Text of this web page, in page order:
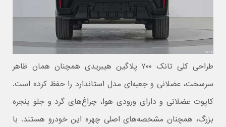
طراحی کلی تانک ۷۰۰ پلاگین هیبریدی همچنان همان ظاهر
سرسخت، عضلانی و جعبه‌ای مدل استاندارد را حفظ کرده است.
کاپوت عضلانی و دارای ورودی هوا، چراغ‌های گرد و جلو پنجره
بزرگ، همچنان مشخصه‌های اصلی چهره این خودرو هستند. با